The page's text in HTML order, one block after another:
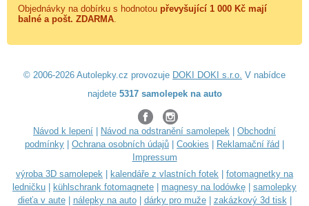
Objednávky na dobírku s hodnotou převyšující 1 000 Kč mají
balné a pošt. ZDARMA.
© 2006-2026 Autolepky.cz provozuje DOKI DOKI s.r.o. V nabídce
najdete 5317 samolepek na auto
Návod k lepení Návod na odstranění samolepek
Obchodní
podmínky
Ochrana osobních údajů Cookies Reklamační řád
Impressum
výroba 3D samolepek
kalendáře z vlastních fotek
fotomagnetky na
ledničku
kühlschrank fotomagnete magnesy na lodówkę
samolepky
dieťa v aute| nálepky na auto| dárky pro muže| zakázkový 3d tisk|